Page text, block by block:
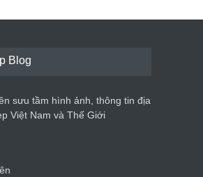
Blog
sưu tầm hình ảnh, thông tin địa
Việt Nam và Thế Giới